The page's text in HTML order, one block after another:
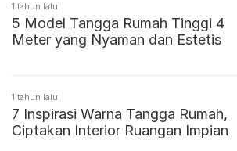
1 tahun lalu
5 Model Tangga Rumah Tinggi 4
Meter yang Nyaman dan Estetis
1 tahun lalu
7 Inspirasi Warna Tangga Rumah,
Ciptakan Interior Ruangan Impian